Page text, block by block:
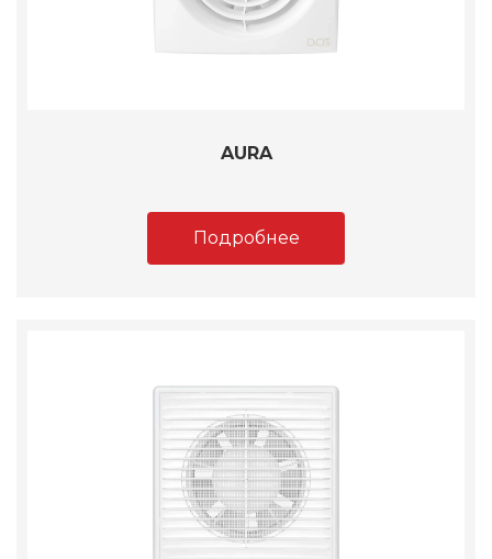
AURA
Подробнее